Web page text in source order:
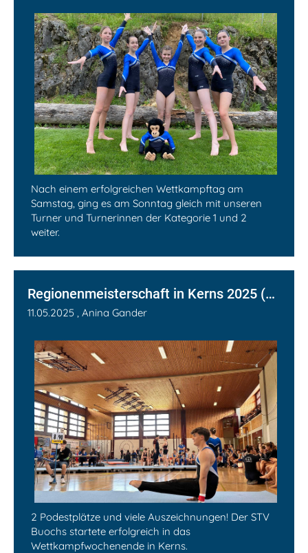
Nach einem erfolgreichen Wettkampftag am
Samstag, ging es am Sonntag gleich mit unseren
Turner und Turnerinnen der Kategorie 1 und 2
weiter.
Regionenmeisterschaft in Kerns 2025 (Tag 1)
11.05.2025 , Anina Gander
2 Podestplätze und viele Auszeichnungen! Der STV
Buochs startete erfolgreich in das
Wettkampfwochenende in Kerns.